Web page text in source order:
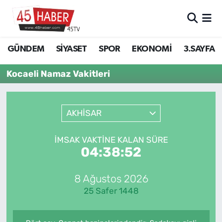
GÜNDEM SİYASET SPOR EKONOMİ 3.SAYFA
Kocaeli Namaz Vakitleri
AKHİSAR
İMSAK VAKTINE KALAN SÜRE
04:38:51
8 Ağustos 2026
25 Safer 1448
SİYASET
EKONOMİ
3.SAYFA
Manisa Hava Durumu
Manisa Trafik Yoğunluk Haritası
Süper Lig Puan Durumu ve Fikstür
Son Dakika Haberleri